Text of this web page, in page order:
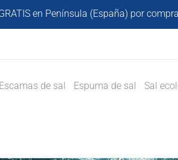
en Península (España) por
Escamas de sal Espuma de sal Sal